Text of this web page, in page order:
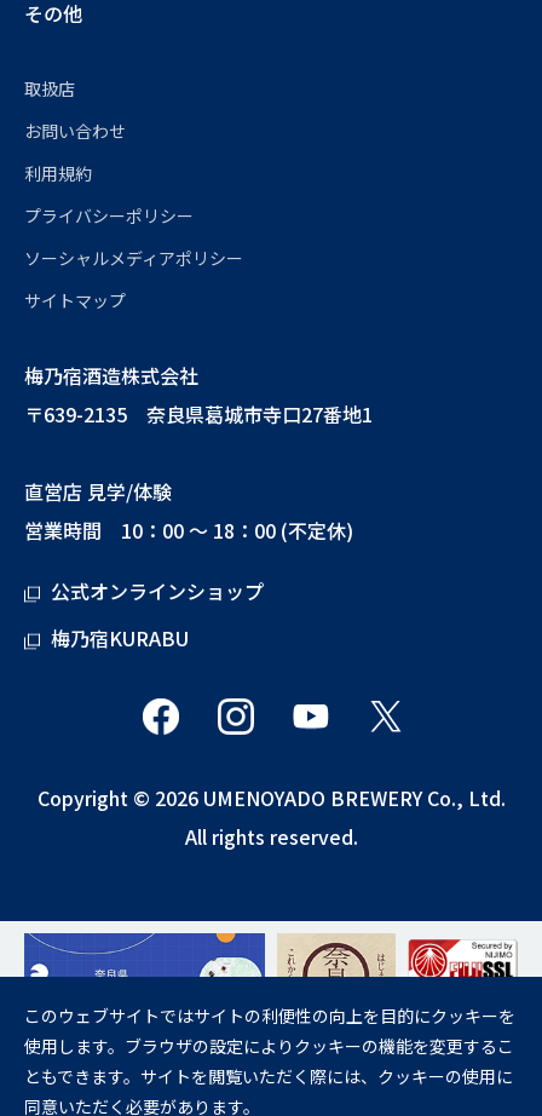
その他
取扱店
お問い合わせ
利用規約
プライバシーポリシー
ソーシャルメディアポリシー
サイトマップ
梅乃宿酒造株式会社
〒639-2135 奈良県葛城市寺口27番地1
直営店 見学/体験
営業時間 10：00 ～ 18：00 (不定休)
公式オンラインショップ
梅乃宿KURABU
Copyright © 2026 UMENOYADO BREWERY Co., Ltd.
All rights reserved.
飲酒は20歳になってから。
妊娠中や授乳期の飲酒は、胎児・乳児の発育に悪影響を与えるおそれが
あります。
このウェブサイトではサイトの利便性の向上を目的にクッキーを
使用します。ブラウザの設定によりクッキーの機能を変更するこ
ともできます。サイトを閲覧いただく際には、クッキーの使用に
同意いただく必要があります。